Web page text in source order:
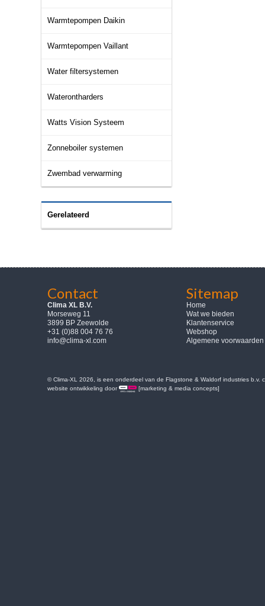
Warmtepompen Daikin
Warmtepompen Vaillant
Water filtersystemen
Waterontharders
Watts Vision Systeem
Zonneboiler systemen
Zwembad verwarming
Gerelateerd
Contact
Clima XL B.V.
Morseweg 11
3899 BP Zeewolde
+31 (0)88 004 76 76
info@clima-xl.com
Sitemap
Home
Wat we bieden
Klantenservice
Webshop
Algemene voorwaarden
© Clima-XL 2026, is een onderdeel van de Flagstone & Waldorf industries b.v.
website ontwikkeling door
[marketing & media concepts]